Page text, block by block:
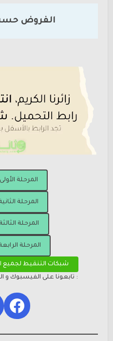
الفروض
المرحلة
المرحلة
المرحلة
المرحلة
شبكات التنقيط لجميع
: تابعونا على الفيسبوك و